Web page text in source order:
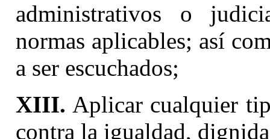
administrativos o
normas aplicables; así
a ser escuchados;
XIII. Aplicar cualquier
contra la igualdad,